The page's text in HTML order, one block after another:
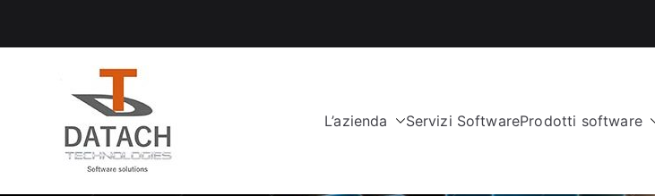
L’azienda Servizi SoftwareProdotti software